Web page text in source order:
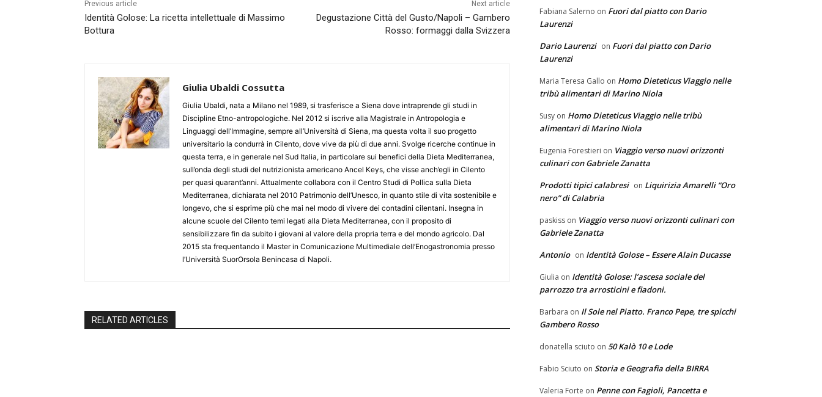
Previous article
Identità Golose: La ricetta intellettuale di Massimo
Bottura
Next article
Degustazione Città del Gusto/Napoli – Gambero
Rosso: formaggi dalla Svizzera
Giulia Ubaldi Cossutta
Giulia Ubaldi, nata a Milano nel 1989, si trasferisce a Siena dove intraprende gli studi in
Discipline Etno-antropologiche. Nel 2012 si iscrive alla Magistrale in Antropologia e
Linguaggi dell’Immagine, sempre all’Università di Siena, ma questa volta il suo progetto
universitario la condurrà in Cilento, dove vive da più di due anni. Svolge ricerche continue in
questa terra, e in generale nel Sud Italia, in particolare sui benefici della Dieta Mediterranea,
sull’onda degli studi del nutrizionista americano Ancel Keys, che visse anch’egli in Cilento
per quasi quarant’anni. Attualmente collabora con il Centro Studi di Pollica sulla Dieta
Mediterranea, dichiarata nel 2010 Patrimonio dell’Unesco, in quanto stile di vita sostenibile e
longevo, che si esprime più che mai nel modo di vivere dei contadini cilentani. Insegna in
alcune scuole del Cilento temi legati alla Dieta Mediterranea, con il proposito di
sensibilizzare fin da subito i giovani al valore della propria terra e del mondo agricolo. Dal
2015 sta frequentando il Master in Comunicazione Multimediale dell’Enogastronomia presso
l’Università SuorOrsola Benincasa di Napoli.
RELATED ARTICLES
Fabiana Salerno on Fuori dal piatto con Dario
Laurenzi
Dario Laurenzi on Fuori dal piatto con Dario
Laurenzi
Maria Teresa Gallo on Homo Dieteticus Viaggio nelle
tribù alimentari di Marino Niola
Susy on Homo Dieteticus Viaggio nelle tribù
alimentari di Marino Niola
Eugenia Forestieri on Viaggio verso nuovi orizzonti
culinari con Gabriele Zanatta
Prodotti tipici calabresi on Liquirizia Amarelli “Oro
nero” di Calabria
paskiss on Viaggio verso nuovi orizzonti culinari con
Gabriele Zanatta
Antonio on Identità Golose – Essere Alain Ducasse
Giulia on Identità Golose: l’ascesa sociale del
parrozzo tra arrosticini e fiadoni.
Barbara on Il Sole nel Piatto. Franco Pepe, tre spicchi
Gambero Rosso
donatella sciuto on 50 Kalò 10 e Lode
Fabio Sciuto on Storia e Geografia della BIRRA
Valeria Forte on Penne con Fagioli, Pancetta e